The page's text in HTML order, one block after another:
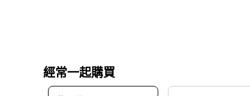
經常一起購買